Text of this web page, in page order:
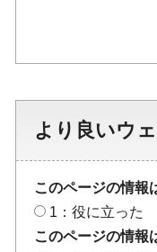
より良いウ
このページの情報
1：役に立った
このページの情報